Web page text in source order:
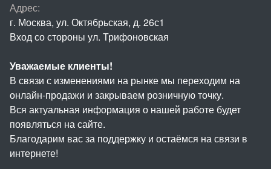
Адрес:
г. Москва, ул. Октябрьская, д. 26с1
Вход со стороны ул. Трифоновская
Уважаемые клиенты!
В связи с изменениями на рынке мы переходим на
онлайн-продажи и закрываем розничную точку.
Вся актуальная информация о нашей работе будет
появляться на сайте.
Благодарим вас за поддержку и остаёмся на связи в
интернете!